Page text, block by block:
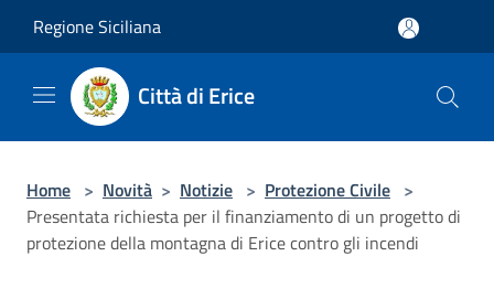
Regione Siciliana
Città di Erice
Home > Novità > Notizie > Protezione Civile >
Presentata richiesta per il finanziamento di un progetto di
protezione della montagna di Erice contro gli incendi